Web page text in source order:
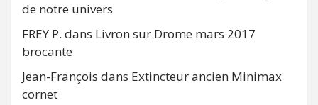
de notre univers
FREY P. dans Livron sur Drome mars 2017
brocante
Jean-François dans Extincteur ancien Minimax
cornet